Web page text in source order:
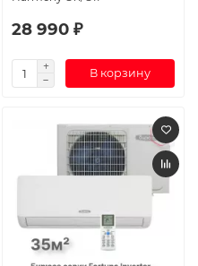
28 990 ₽
В корзину